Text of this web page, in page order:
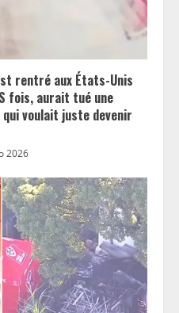
rentré aux États-Unis
fois, aurait tué une
voulait juste devenir
2026